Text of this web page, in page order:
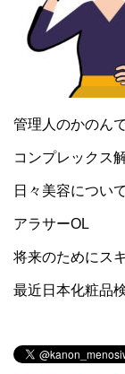
管理人のかのん
コンプレックス
日々美容につい
アラサーOL
将来のためにス
最近日本化粧品